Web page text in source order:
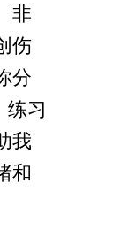
非
伤
分
练习
我
和